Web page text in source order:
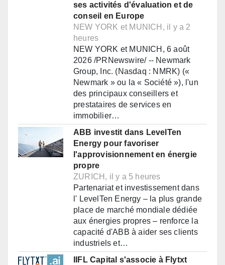
ses activités d'évaluation et de
conseil en Europe
NEW YORK et MUNICH, il y a 2
heures
NEW YORK et MUNICH, 6 août
2026 /PRNewswire/ -- Newmark
Group, Inc. (Nasdaq : NMRK) («
Newmark » ou la « Société »), l'un
des principaux conseillers et
prestataires de services en
immobilier…
ABB investit dans LevelTen
Energy pour favoriser
l'approvisionnement en énergie
propre
ZURICH, il y a 5 heures
Partenariat et investissement dans
l' LevelTen Energy – la plus grande
place de marché mondiale dédiée
aux énergies propres – renforce la
capacité d'ABB à aider ses clients
industriels et…
IIFL Capital s'associe à Flytxt